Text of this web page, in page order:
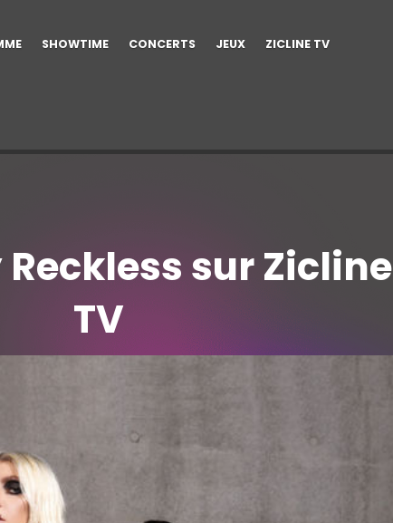
SHOWTIME CONCERTS JEUX ZICLINE TV
sur Zicline
TV